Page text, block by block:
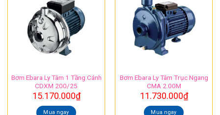
Bơm Ebara Ly Tâm 1 Tầng Cánh
CDXM 200/25
15.170.000₫
Mua ngay
Bơm Ebara Ly Tâm Trục Ngang
CMA 2.00M
11.730.000₫
Mua ngay